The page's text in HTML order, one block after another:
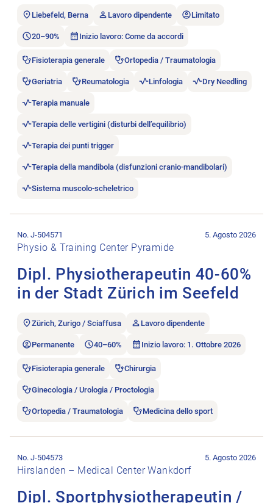
Liebefeld, Berna Lavoro dipendente Limitato
20–90% Inizio lavoro: Come da accordi
Fisioterapia generale Ortopedia / Traumatologia
Geriatria Reumatologia Linfologia Dry Needling
Terapia manuale
Terapia delle vertigini (disturbi dell’equilibrio)
Terapia dei punti trigger
Terapia della mandibola (disfunzioni cranio-mandibolari)
Sistema muscolo-scheletrico
Physio & Training Center Pyramide
Dipl. Physiotherapeutin 40-60%
in der Stadt Zürich im Seefeld
No. J-504571 5. Agosto 2026
Zürich, Zurigo / Sciaffusa Lavoro dipendente
Permanente 40–60% Inizio lavoro: 1. Ottobre 2026
Fisioterapia generale Chirurgia
Ginecologia / Urologia / Proctologia
Ortopedia / Traumatologia Medicina dello sport
Hirslanden – Medical Center Wankdorf
Dipl. Sportphysiotherapeutin /
No. J-504573 5. Agosto 2026